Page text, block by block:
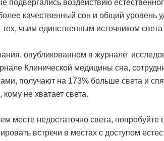
подвергались воздействию
качественный сон и общий уровень
чьим единственным источником
опубликованном в журнале
Клинической медицины сна,
получают на 173% больше света и
не хватает света.
месте недостаточно света, попробуйте
встречи в местах с доступом